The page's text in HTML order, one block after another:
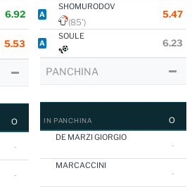
6.92
5.53
O
-
-
A
SHOMURODOV
(85')
5.47
A
SOULE
6.23
PANCHINA
IN PANCHINA
O
DE MARZI GIORGIO
-
MARCACCINI
-